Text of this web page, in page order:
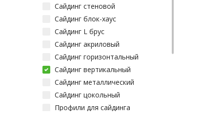
Объявления
Город: Колумбус
Сайдинг стеновой
Сайдинг блок-хаус
Сайдинг L брус
Сайдинг акриловый
Сайдинг горизонтальный
Сайдинг вертикальный
Сайдинг металлический
Сайдинг цокольный
Профили для сайдинга